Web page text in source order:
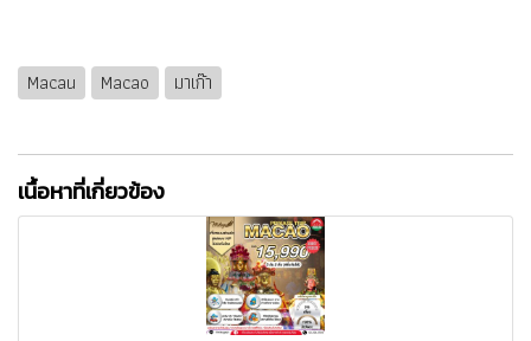
Macau Macao มาเก๊า
เนื้อหาที่เกี่ยวข้อง